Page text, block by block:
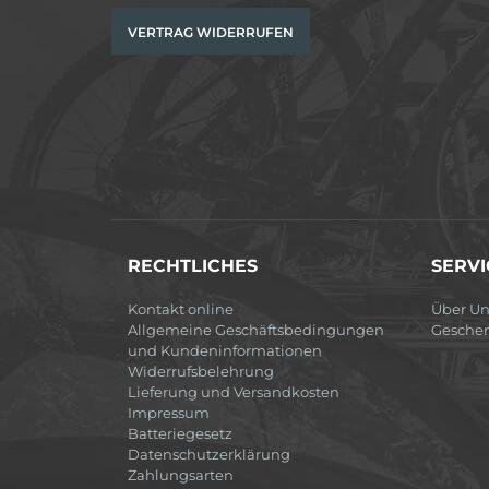
VERTRAG WIDERRUFEN
RECHTLICHES
Kontakt online
Allgemeine Geschäftsbedingungen
und Kundeninformationen
Widerrufsbelehrung
Lieferung und Versandkosten
Impressum
Batteriegesetz
Datenschutzerklärung
Zahlungsarten
Über